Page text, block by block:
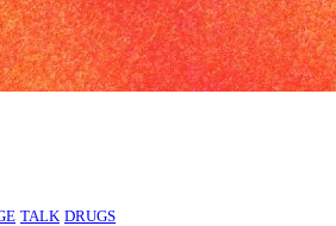
TALK DRUGS